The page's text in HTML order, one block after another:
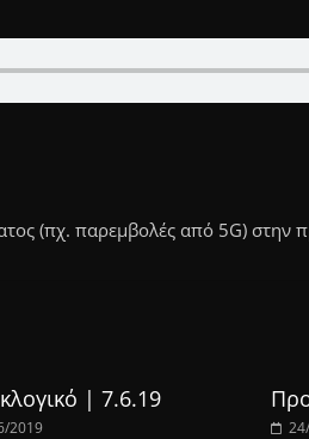
(πχ. παρεμβολές από 5G) στην
| 7.6.19
2019